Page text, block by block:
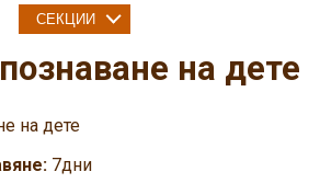
на дете
на дете
7дни
СЕКЦИИ